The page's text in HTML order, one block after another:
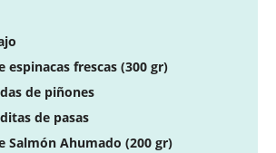
espinacas frescas (300 gr)
de piñones
de pasas
Salmón Ahumado (200 gr)